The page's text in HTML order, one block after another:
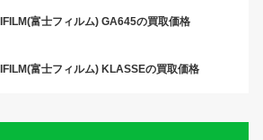
富士フィルム) GA645の買取価格
富士フィルム) KLASSEの買取価格